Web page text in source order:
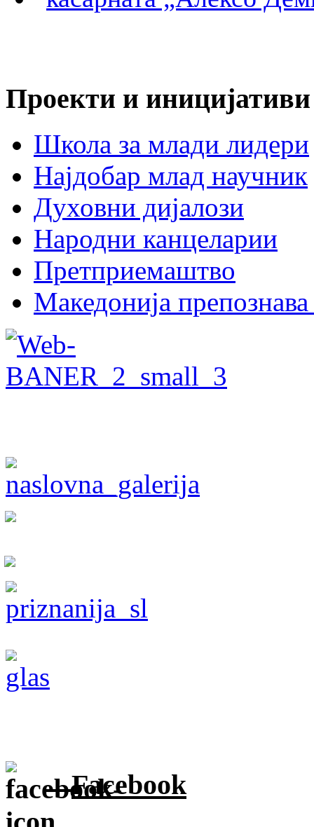
Проекти и иницијативи
Школа за млади лидери
Најдобар млад научник
Духовни дијалози
Народни канцеларии
Претприемаштво
Македонија
Facebook